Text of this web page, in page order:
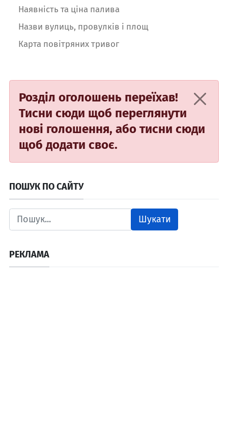
Наявність та ціна палива
Назви вулиць, провулків і площ
Карта повітряних тривог
Розділ оголошень переїхав!
Тисни сюди щоб переглянути
нові голошення, або тисни сюди
щоб додати своє.
ПОШУК ПО САЙТУ
Шукати
РЕКЛАМА